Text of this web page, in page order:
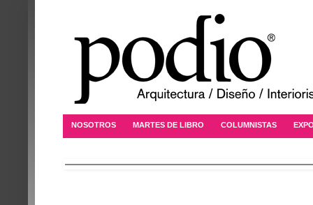
NOSOTROS MARTES DE LIBRO COLUMNISTAS